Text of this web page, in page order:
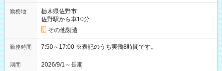
勤務地
栃木県佐野市
佐野駅から車10分
その他製造
勤務時間 7:50～17:00 ※表記のうち実働8時間です。
期間 2026/9/1～長期